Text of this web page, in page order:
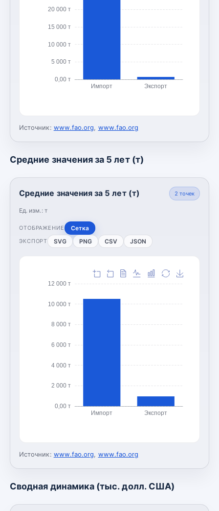
0,00 т
5 000 т
10 000 т
15 000 т
20 000 т
Импорт Экспорт
Источник: www.fao.org, www.fao.org
Средние значения за 5 лет (т)
Средние значения за 5 лет (т)
Ед. изм.: т
2 точек
ОТОБРАЖЕНИЕ Сетка
ЭКСПОРТ SVG PNG CSV JSON
0,00 т
2 000 т
4 000 т
6 000 т
8 000 т
10 000 т
12 000 т
Импорт Экспорт
Источник: www.fao.org, www.fao.org
Сводная динамика (тыс. долл. США)